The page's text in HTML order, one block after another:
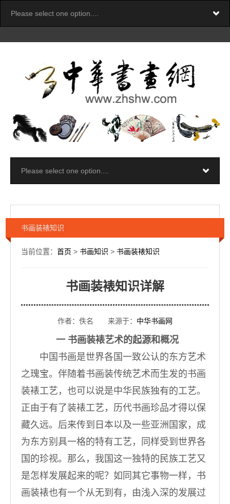
书画装裱知识
当前位置： 首页 > 书画知识 > 书画装裱知识
书画装裱知识详解
作者：佚名 来源于： 中华书画网
一 书画装裱艺术的起源和概况
中国书画是世界各国一致公认的东方艺术
之瑰宝。伴随着书画装传统艺术而生发的书画
装裱工艺，也可以说是中华民族独有的工艺。
正由于有了装裱工艺，历代书画珍品才得以保
藏久远。后来传到日本以及一些亚洲国家，成
为东方别具一格的特有工艺，同样受到世界各
国的珍视。那么，我国这一独特的民族工艺又
是怎样发展起来的呢？如同其它事物一样，书
画装裱也有一个从无到有，由浅入深的发展过